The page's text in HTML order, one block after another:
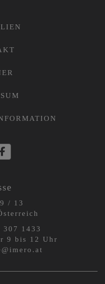
/ 13
307 1433
9 bis 12 Uhr